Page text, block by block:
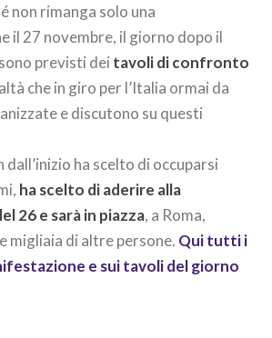
non rimanga solo una
il 27 novembre, il giorno dopo il
previsti dei tavoli di confronto
che in giro per l’Italia ormai da
e discutono su questi
dall’inizio ha scelto di occuparsi
ha scelto di aderire alla
26 e sarà in piazza, a Roma,
migliaia di altre persone. Qui tutti i
e sui tavoli del giorno